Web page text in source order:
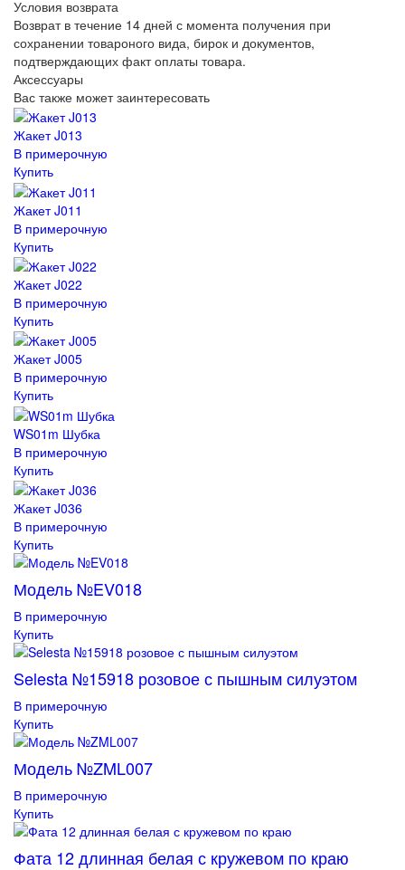
Условия возврата
Возврат в течение 14 дней с момента получения при
сохранении товароного вида, бирок и документов,
подтверждающих факт оплаты товара.
Аксессуары
Вас также может заинтересовать
Жакет J013
В примерочную
Купить
Жакет J011
В примерочную
Купить
Жакет J022
В примерочную
Купить
Жакет J005
В примерочную
Купить
WS01m Шубка
В примерочную
Купить
Жакет J036
В примерочную
Купить
Модель №EV018
В примерочную
Купить
Selesta №15918 розовое с пышным силуэтом
В примерочную
Купить
Модель №ZML007
В примерочную
Купить
Фата 12 длинная белая с кружевом по краю